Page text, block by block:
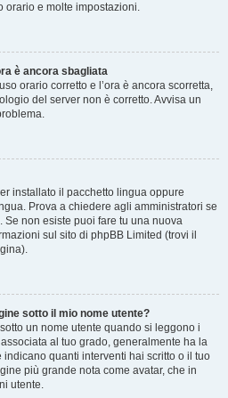
orario e molte impostazioni.
è ancora sbagliata
orario corretto e l’ora è ancora scorretta,
del server non è corretto. Avvisa un
installato il pacchetto lingua oppure
Prova a chiedere agli amministratori se
non esiste puoi fare tu una nuova
sul sito di phpBB Limited (trovi il
sotto il mio nome utente?
un nome utente quando si leggono i
al tuo grado, generalmente ha la
quanti interventi hai scritto o il tuo
più grande nota come avatar, che in
utente.